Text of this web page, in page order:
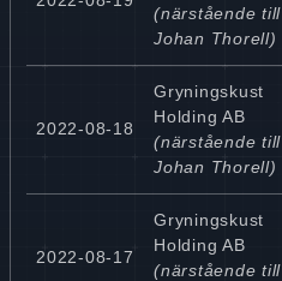
(närstående till
Johan Thorell)
2022-08-18
Gryningskust
Holding AB
(närstående till
Johan Thorell)
2022-08-17
Gryningskust
Holding AB
(närstående till